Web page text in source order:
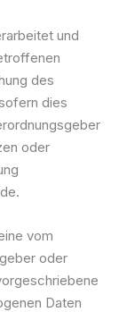
und
des
dies
oder
vom
oder
Daten